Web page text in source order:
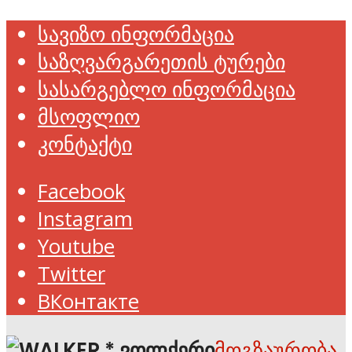
სავიზო ინფორმაცია
საზღვარგარეთის ტურები
სასარგებლო ინფორმაცია
მსოფლიო
კონტაქტი
Facebook
Instagram
Youtube
Twitter
ВКонтакте